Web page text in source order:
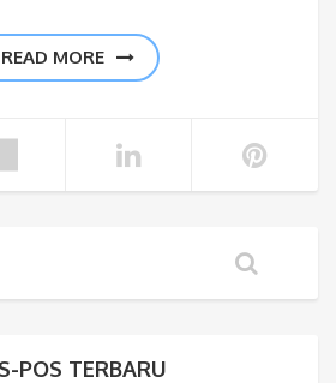
READ MORE
POS TERBARU